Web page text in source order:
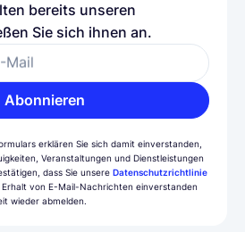
bereits unseren
Sie sich ihnen an.
Mail
Abonnieren
erklären Sie sich damit einverstanden,
Veranstaltungen und Dienstleistungen
dass Sie unsere Datenschutzrichtlinie
von E-Mail-Nachrichten einverstanden
wieder abmelden.